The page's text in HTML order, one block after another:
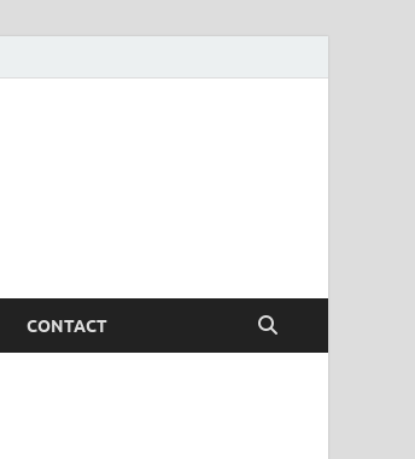
CONTACT